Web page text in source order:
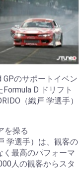
GPのサポートイベン
D ドリフト
（織戸 学選手）
を操る
学選手）は、観客の
最高のパフォーマ
人の観客からスタ